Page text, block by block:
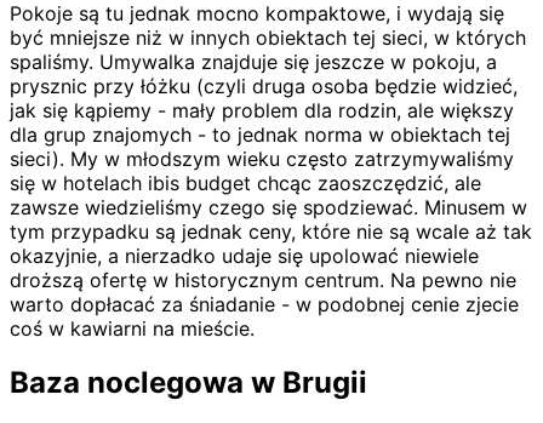
Pokoje są tu jednak mocno kompaktowe, i wydają się
być mniejsze niż w innych obiektach tej sieci, w których
spaliśmy. Umywalka znajduje się jeszcze w pokoju, a
prysznic przy łóżku (czyli druga osoba będzie widzieć,
jak się kąpiemy - mały problem dla rodzin, ale większy
dla grup znajomych - to jednak norma w obiektach tej
sieci). My w młodszym wieku często zatrzymywaliśmy
się w hotelach ibis budget chcąc zaoszczędzić, ale
zawsze wiedzieliśmy czego się spodziewać. Minusem w
tym przypadku są jednak ceny, które nie są wcale aż tak
okazyjnie, a nierzadko udaje się upolować niewiele
droższą ofertę w historycznym centrum. Na pewno nie
warto dopłacać za śniadanie - w podobnej cenie zjecie
coś w kawiarni na mieście.
Baza noclegowa w Brugii